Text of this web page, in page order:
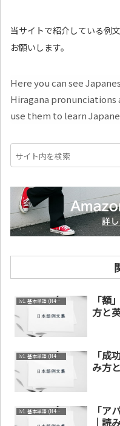
当サイトで紹介している例
お願いします。
Here you can see
Hiragana pronunciations
use them to learn
lv1. 基本単語 (N4～N5)
「額
方と
lv1. 基本単語 (N4～N5)
「成
み方
lv1. 基本単語 (N4～N5)
「ア
｜読